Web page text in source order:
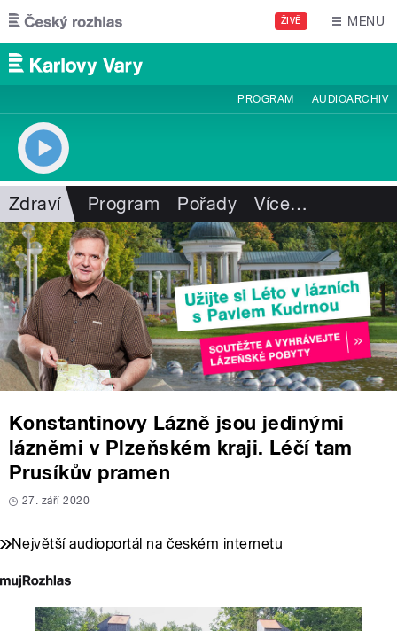
Přejít k hlavnímu obsahu
ŽIVĚ MENU
PROGRAM AUDIOARCHIV
Zdraví Program Pořady Více…
Konstantinovy Lázně jsou jedinými
lázněmi v Plzeňském kraji. Léčí tam
Prusíkův pramen
27. září 2020
Největší audioportál na českém internetu